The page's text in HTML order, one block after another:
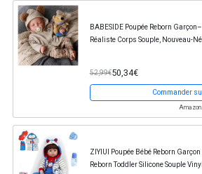
BABESIDE Poupée Reborn
Réaliste Corps Souple, Nouveau-
52,99€50,34€
Commander
ZIYIUI Poupée Bébé Reborn
Reborn Toddler Silicone Souple